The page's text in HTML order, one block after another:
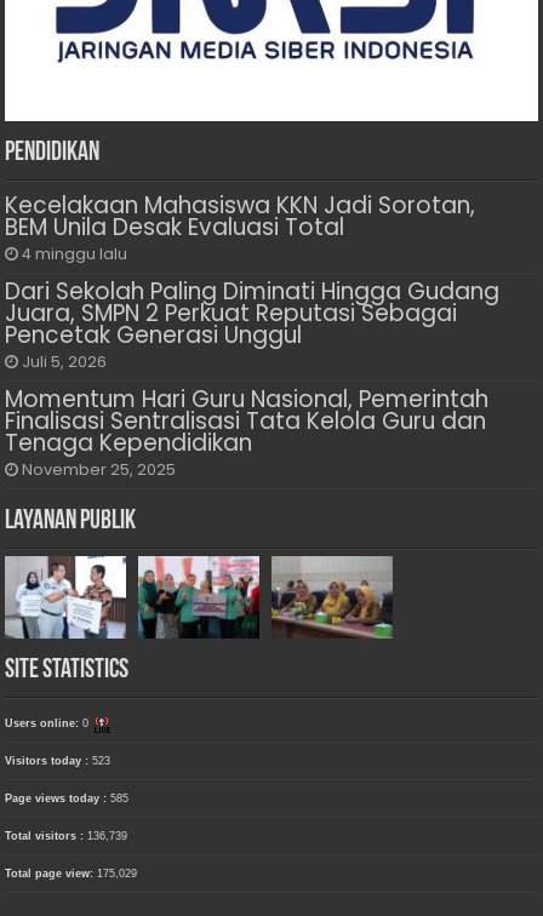
Pendidikan
Kecelakaan Mahasiswa KKN Jadi Sorotan,
BEM Unila Desak Evaluasi Total
4 minggu lalu
Dari Sekolah Paling Diminati Hingga Gudang
Juara, SMPN 2 Perkuat Reputasi Sebagai
Pencetak Generasi Unggul
Juli 5, 2026
Momentum Hari Guru Nasional, Pemerintah
Finalisasi Sentralisasi Tata Kelola Guru dan
Tenaga Kependidikan
November 25, 2025
Layanan Publik
Site Statistics
Users online:0
Visitors today :523
Page views today :585
Total visitors :136,739
Total page view:175,029